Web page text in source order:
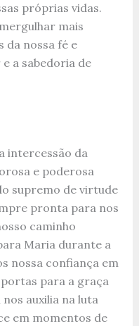
próprias vidas.
mais
nossa fé e
a sabedoria de
intercessão da
e poderosa
supremo de virtude
pronta para nos
caminho
Maria durante a
nossa confiança em
para a graça
auxilia na luta
em momentos de